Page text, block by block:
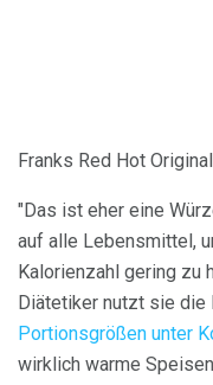
Franks Red Hot Original
"Das ist eher eine
auf alle Lebensmittel,
Kalorienzahl gering zu
Diätetiker nutzt sie die
Portionsgrößen unter
wirklich warme